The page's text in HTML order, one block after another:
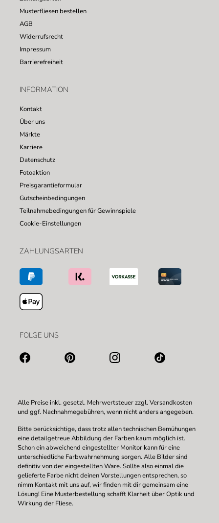
Musterfliesen bestellen
AGB
Widerrufsrecht
Impressum
Barrierefreiheit
INFORMATION
Kontakt
Über uns
Märkte
Karriere
Datenschutz
Fotoaktion
Preisgarantieformular
Gutscheinbedingungen
Teilnahmebedingungen für Gewinnspiele
Cookie-Einstellungen
ZAHLUNGSARTEN
FOLGE UNS
Alle Preise inkl. gesetzl. Mehrwertsteuer zzgl.Versandkosten
und ggf. Nachnahmegebühren, wenn nicht anders angegeben.
Bitte berücksichtige, dass trotz allen technischen Bemühungen
eine detailgetreue Abbildung der Farben kaum möglich ist.
Schon ein abweichend eingestellter Monitor kann für eine
unterschiedliche Farbwahrnehmung sorgen. Alle Bilder sind
definitiv von der eingestellten Ware. Sollte also einmal die
gelieferte Farbe nicht deinen Vorstellungen entsprechen, so
nimm Kontakt mit uns auf, wir finden mit dir gemeinsam eine
Lösung! Eine Musterbestellung schafft Klarheit über Optik und
Wirkung der Fliese.